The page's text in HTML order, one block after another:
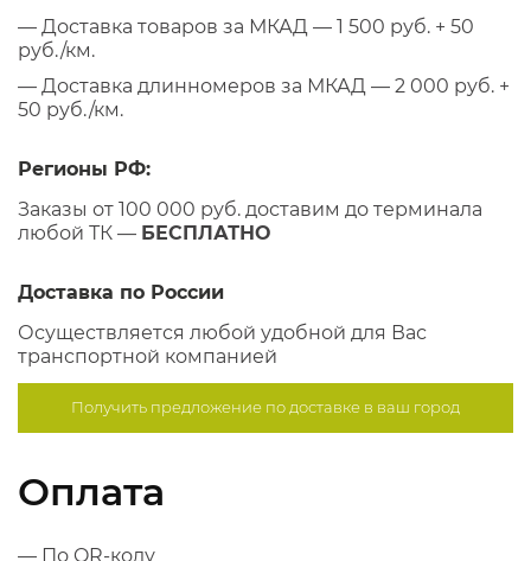
— Доставка товаров за МКАД — 1 500 руб. + 50
руб./км.
— Доставка длинномеров за МКАД — 2 000 руб. +
50 руб./км.
Регионы РФ:
Заказы от 100 000 руб. доставим до терминала
любой ТК — БЕСПЛАТНО
Доставка по России
Осуществляется любой удобной для Вас
транспортной компанией
Получить предложение подоставке в ваш город
Оплата
— По QR-коду